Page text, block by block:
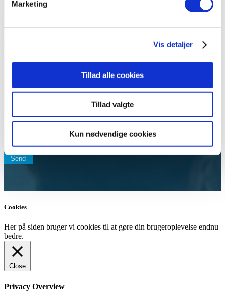
Marketing
Vis detaljer
Tillad alle cookies
Tillad valgte
Kun nødvendige cookies
Send
Cookies
Her på siden bruger vi cookies til at gøre din brugeroplevelse endnu
bedre.
Close
Privacy Overview